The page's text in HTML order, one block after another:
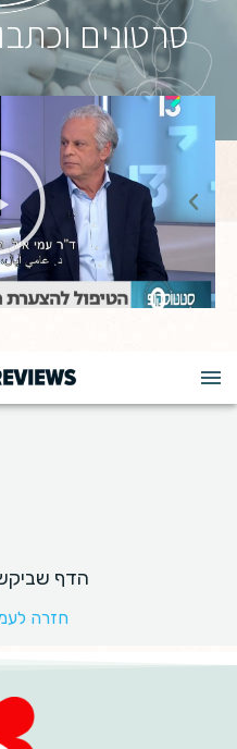
סרטונים